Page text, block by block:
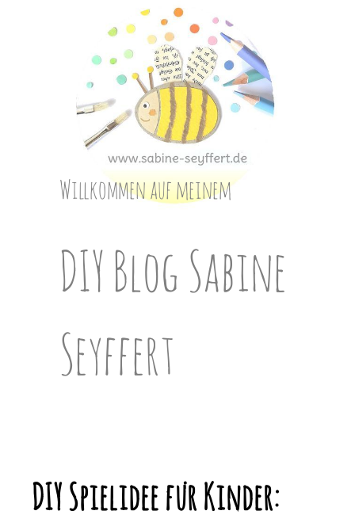
Willkommen auf meinem
DIY Blog Sabine
Seyffert
DIY Spielidee für Kinder: